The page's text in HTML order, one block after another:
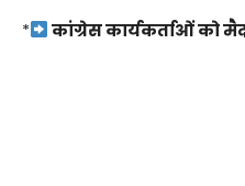
* कांग्रेस कार्यकर्ताओं को